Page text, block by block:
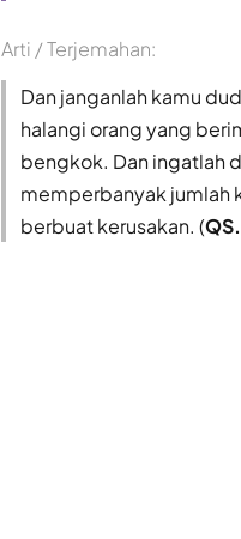
Arti / Terjemahan:
Dan janganlah kamu
halangi orang yang
bengkok. Dan ingatlah
memperbanyak jumlah
berbuat kerusakan. (